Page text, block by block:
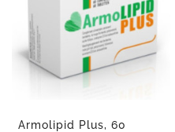
Armolipid Plus, 60